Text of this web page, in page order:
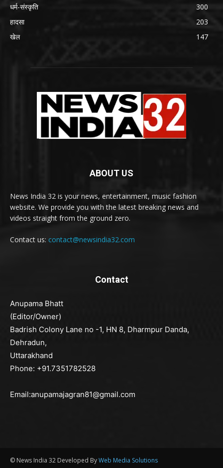
धर्म-संस्कृति
300
हादसा
203
खेल
147
ABOUT US
News India 32 is your news, entertainment, music fashion
website. We provide you with the latest breaking news and
videos straight from the ground zero.
Contact us: contact@newsindia32.com
Contact
Anupama Bhatt
(Editor/Owner)
Badrish Colony Lane no -1, HN 8, Dharmpur Danda,
Dehradun,
Uttarakhand
Phone: +91.7351782528
Email:anupamajagran81@gmail.com
© News India 32 Developed ByWeb Media Solutions